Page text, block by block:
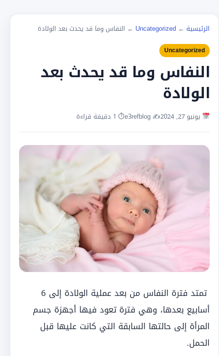
الرئيسية ←
Uncategorized
← النفاس وما قد يحدث بعد الولادة
Uncategorized
النفاس وما قد يحدث بعد
الولادة
يونيو 27, 2024 ✍️ e3refblog ⏱ 1 دقيقة قراءة
تمتد فترة النفاس من بعد عملية الولادة إلى 6
أسابيع بعدها، وهي فترة تعود فيها أجهزة جسم
المرأة إلى حالتها السابقة التي كانت عليها قبل
الحمل.